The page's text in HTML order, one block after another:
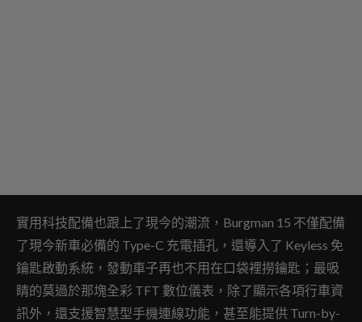
實用科技配備也跟上了現今的潮流，Burgman 15 不僅配備
了現今新車必備的 Type-C 充電插孔，還導入了 Keyless 免
鑰匙啟動系統，發動車子再也不用在口袋裡撈鑰匙；最吸
睛的莫過於那塊全彩 TFT 數位儀表，除了顯示各項行車資
訊外，還支援智慧型手機連線功能，甚至能提供 Turn-by-